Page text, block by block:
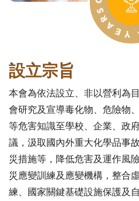
Y
E
A
R
S
設立宗旨
本會為依法設立、非以營利為
會研究及宣導毒化物、危險物
等危害知識至學校、企業、政
議，汲取國內外重大化學品事
災措施等，降低危害及運作風
災應變訓練及應變機構，整合
練、國家關鍵基礎設施保護及